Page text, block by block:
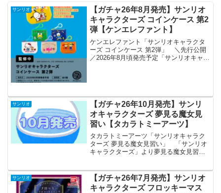
サンリオ
【ガチャ26年8月発売】サンリオ
キャラクターズ コインケース 第2
弾【ケンエレファント】
ケンエレファント「サンリオキャラクタ
ーズ コインケース 第2弾」 ＼先行公開
／2026年8月頃発売予定「サンリオキャラ
サンリオ
【ガチャ26年10月発売】サンリ
オキャラクターズ 夢見る魔女見
習い【タカラトミーアーツ】
タカラトミーアーツ「サンリオキャラク
ターズ 夢見る魔女見習い」 「サンリオ
キャラクターズ」より夢見る魔女見習い
素敵な魔法をお届けするフィギュアで
す。 商品名 サンリオキ...
サンリオ
【ガチャ26年7月発売】サンリオ
キャラクターズ フロッキーマス